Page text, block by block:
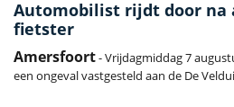
Automobilist rijdt door na
fietster
Amersfoort- Vrijdagmiddag 7
een ongeval vastgesteld aan de De